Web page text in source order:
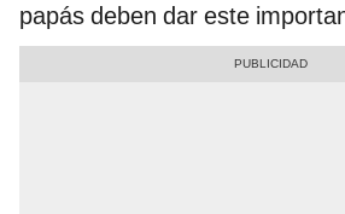
papás deben dar este